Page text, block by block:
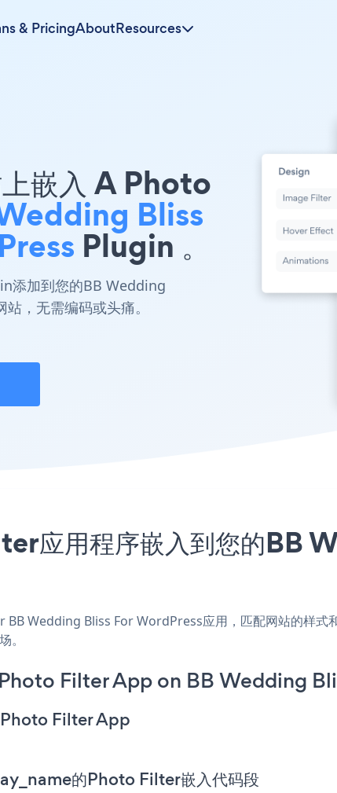
& PricingAboutResources
嵌入 A Photo
Bliss
Plugin 。
添加到您的BB Wedding
，无需编码或头痛。
应用程序嵌入到您的BB
BB Wedding Bliss For WordPress应用，匹配网站的样
。
Filter App on BB Wedding
Filter App
的Photo Filter嵌入代码段